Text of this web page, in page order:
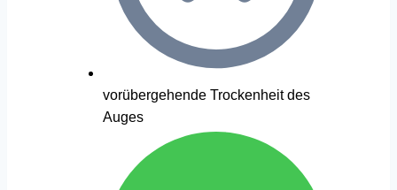
vorübergehende Trockenheit des
Auges